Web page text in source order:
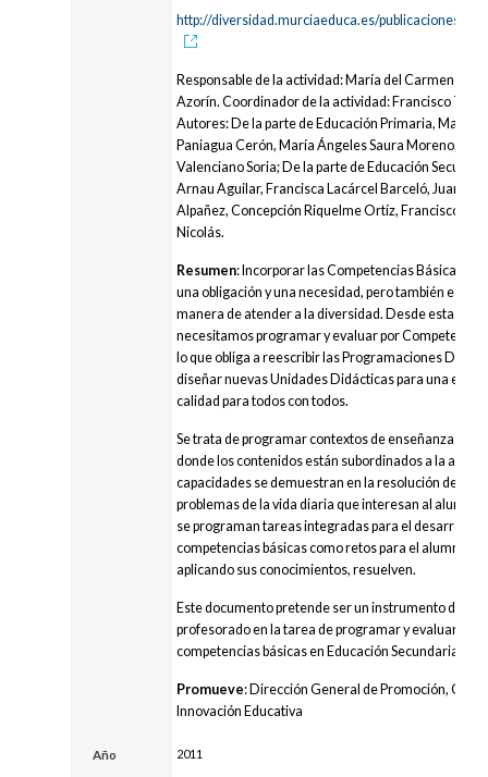
http://diversidad.murciaeduca.es/publicaciones/
Responsable de la actividad: María del Carmen
Azorín. Coordinador de la actividad: Francisco
Autores: De la parte de Educación Primaria, María
Paniagua Cerón, María Ángeles Saura Moreno,
Valenciano Soria; De la parte de Educación
Arnau Aguilar, Francisca Lacárcel Barceló, Juana
Alpañez, Concepción Riquelme Ortíz, Francisco
Nicolás.
Resumen: Incorporar las Competencias Básicas al
una obligación y una necesidad, pero también es la
manera de atender a la diversidad. Desde esta
necesitamos programar y evaluar por
lo que obliga a reescribir las Programaciones
diseñar nuevas Unidades Didácticas para una
calidad para todos con todos.
Se trata de programar contextos de enseñanza-
donde los contenidos están subordinados a la
capacidades se demuestran en la resolución de
problemas de la vida diaria que interesan al
se programan tareas integradas para el desarrollo
competencias básicas como retos para el
aplicando sus conocimientos, resuelven.
Este documento pretende ser un instrumento de
profesorado en la tarea de programar y evaluar por
competencias básicas en Educación Secundaria.
Promueve: Dirección General de Promoción,
Innovación Educativa
Año 2011